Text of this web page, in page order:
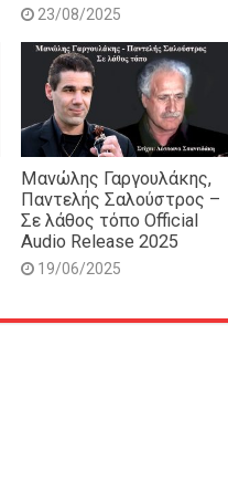
23/08/2025
Μανώλης Γαργουλάκης,
Παντελής Σαλούστρος –
Σε λάθος τόπο Official
Audio Release 2025
19/06/2025